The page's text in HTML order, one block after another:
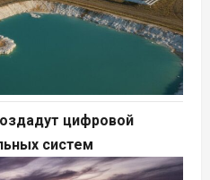
цифровой
систем